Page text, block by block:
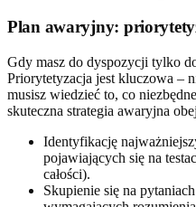
Plan awaryjny:
Gdy masz do dyspozycji tylko
Priorytetyzacja jest kluczowa –
musisz wiedzieć to, co
skuteczna strategia awaryjna
Identyfikację
pojawiających się na
całości).
Skupienie się na